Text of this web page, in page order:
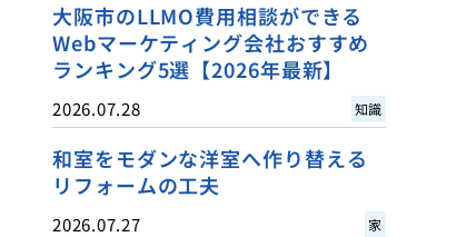
大阪市のLLMO費用相談ができる
Webマーケティング会社おすすめ
ランキング5選【2026年最新】
2026.07.28 知識
和室をモダンな洋室へ作り替える
リフォームの工夫
2026.07.27 家